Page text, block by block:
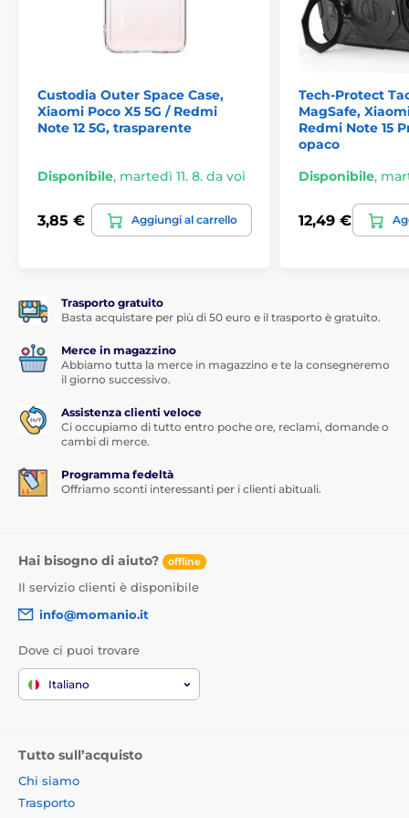
Il colore nero è universale e sta bene in combinazione
contemporanei.
Custodia Outer Space Case,
Xiaomi Poco X5 5G / Redmi
Note 12 5G, trasparente
Disponibile, martedì 11. 8. da voi
3,85 € Aggiungi al carrello
Tech-Protect
MagSafe,
Redmi Note 15
opaco
Disponibile,
12,49 €
Trasporto gratuito
Basta acquistare per più di 50 euro e il trasporto è gratuito.
Merce in magazzino
Abbiamo tutta la merce in magazzino e te la consegneremo
il giorno successivo.
Assistenza clienti veloce
Ci occupiamo di tutto entro poche ore, reclami, domande o
cambi di merce.
Programma fedeltà
Offriamo sconti interessanti per i clienti abituali.
Hai bisogno di aiuto? offline
Il servizio clienti è disponibile
info@momanio.it
Dove ci puoi trovare
Italiano
Tutto sull’acquisto
Chi siamo
Trasporto